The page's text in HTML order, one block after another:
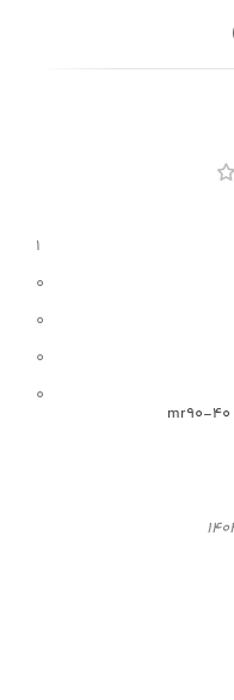
1
0
0
0
0